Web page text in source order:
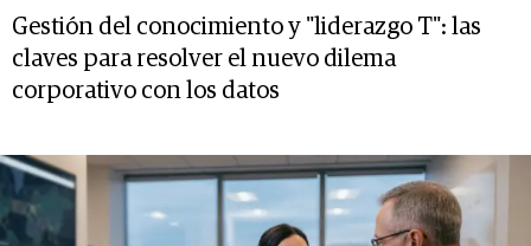
Gestión del conocimiento y "liderazgo T": las
claves para resolver el nuevo dilema
corporativo con los datos